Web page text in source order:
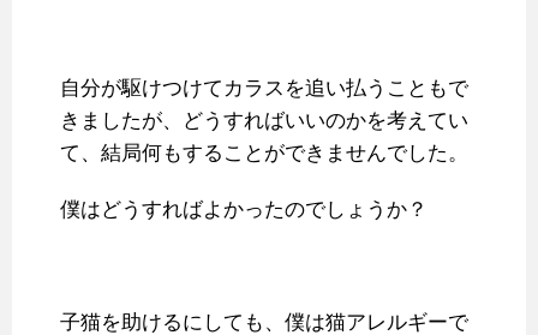
自分が駆けつけてカラスを追い払うこともで
きましたが、どうすればいいのかを考えてい
て、結局何もすることができませんでした。
僕はどうすればよかったのでしょうか？
子猫を助けるにしても、僕は猫アレルギーで